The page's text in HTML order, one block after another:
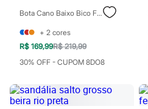
Camisas
Camisetas e Regatas
Casacos e Jaquetas
Jeans
Polos
Bolsas e Mochilas
Chapéus e Bonés
Bota Cano Baixo Bico Fino Marrom
+ 2 cores
R$ 169,99R$ 219,99
30% OFF - CUPOM 8DO8